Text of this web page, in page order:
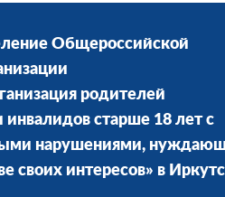
Общероссийской
родителей
старше 18 лет с
нарушениями,
своих интересов» в